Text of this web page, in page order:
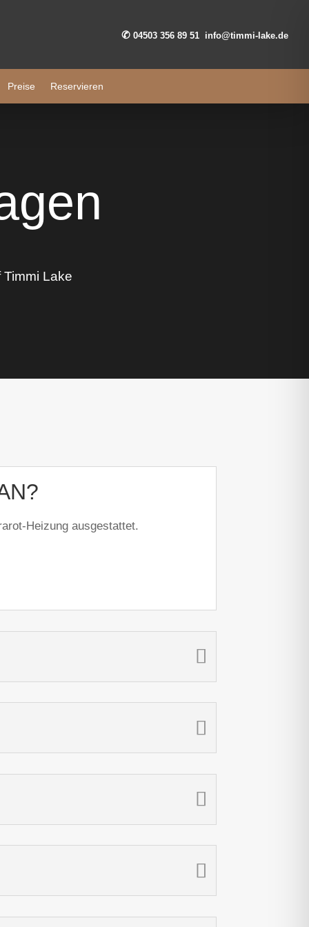
✆ 04503 356 89 51 info@timmi-lake.de
Preise Reservieren
Lake
Heizung ausgestattet.